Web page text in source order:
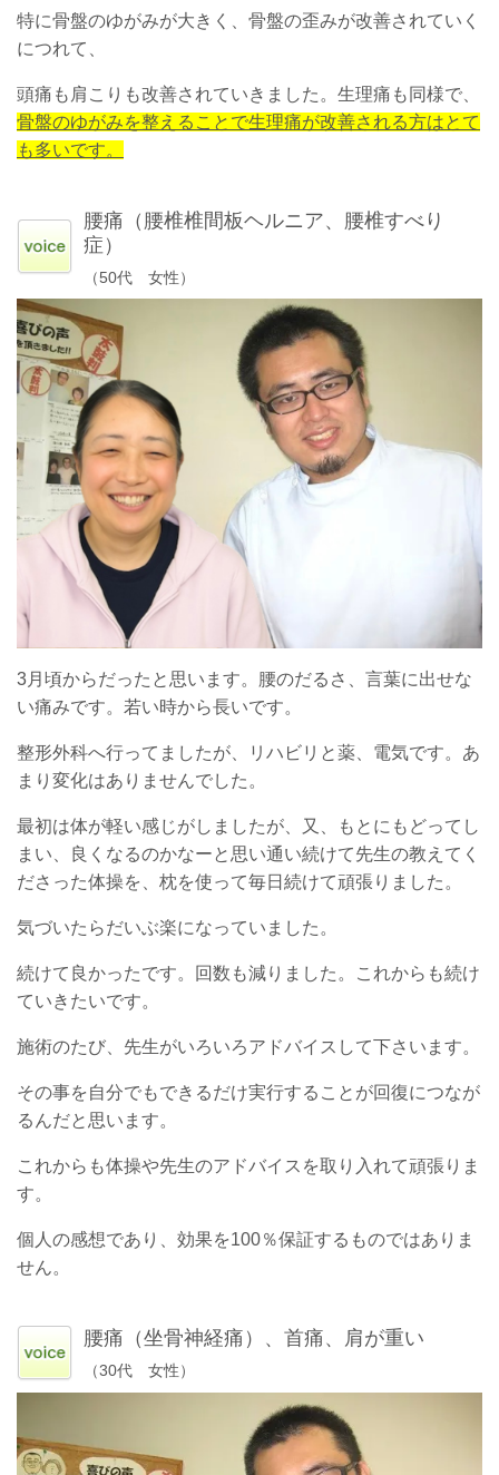
特に骨盤のゆがみが大きく、骨盤の歪みが改善されていく
につれて、
頭痛も肩こりも改善されていきました。生理痛も同様で、
骨盤のゆがみを整えることで生理痛が改善される方はとて
も多いです。
腰痛（腰椎椎間板ヘルニア、腰椎すべり
症）
（50代 女性）
3月頃からだったと思います。腰のだるさ、言葉に出せな
い痛みです。若い時から長いです。
整形外科へ行ってましたが、リハビリと薬、電気です。あ
まり変化はありませんでした。
最初は体が軽い感じがしましたが、又、もとにもどってし
まい、良くなるのかなーと思い通い続けて先生の教えてく
ださった体操を、枕を使って毎日続けて頑張りました。
気づいたらだいぶ楽になっていました。
続けて良かったです。回数も減りました。これからも続け
ていきたいです。
施術のたび、先生がいろいろアドバイスして下さいます。
その事を自分でもできるだけ実行することが回復につなが
るんだと思います。
これからも体操や先生のアドバイスを取り入れて頑張りま
す。
個人の感想であり、効果を100％保証するものではありま
せん。
腰痛（坐骨神経痛）、首痛、肩が重い
（30代 女性）